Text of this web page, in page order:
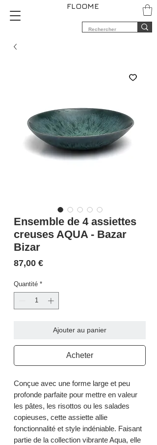
FLOOME
Ensemble de 4 assiettes
creuses AQUA - Bazar
Bizar
87,00 €Prix
Quantité *
Ajouter au panier
Acheter
Conçue avec une forme large et peu
profonde parfaite pour mettre en valeur
les pâtes, les risottos ou les salades
copieuses, cette assiette allie
fonctionnalité et style indéniable. Faisant
partie de la collection vibrante Aqua, elle